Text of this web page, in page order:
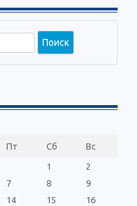
Пт Сб Вс
1
2
7 8
9
14 15
16